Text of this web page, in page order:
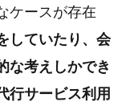
ケースが存在
していたり、会
な考えしかでき
行サービス利用